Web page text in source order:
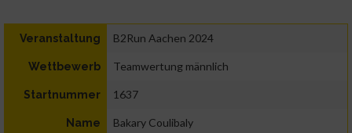
Veranstaltung B2Run Aachen 2024
Wettbewerb Teamwertung männlich
Startnummer 1637
Name Bakary Coulibaly